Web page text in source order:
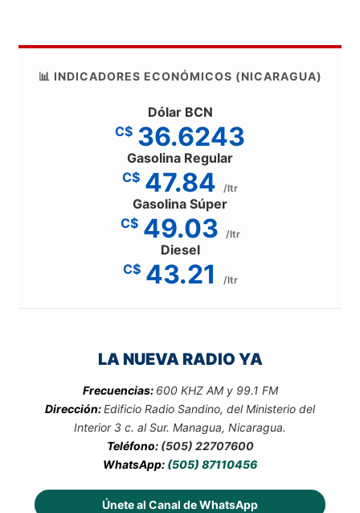
📊 INDICADORES ECONÓMICOS (NICARAGUA)
Dólar BCN
C$ 36.6243
Gasolina Regular
C$ 47.84 /ltr
Gasolina Súper
C$ 49.03 /ltr
Diesel
C$ 43.21 /ltr
LA NUEVA RADIO YA
Frecuencias: 600 KHZ AM y 99.1 FM
Dirección:Edificio Radio Sandino, del Ministerio del
Interior 3 c. al Sur. Managua, Nicaragua.
Teléfono: (505) 22707600
WhatsApp: (505) 87110456
Únete al Canal de WhatsApp